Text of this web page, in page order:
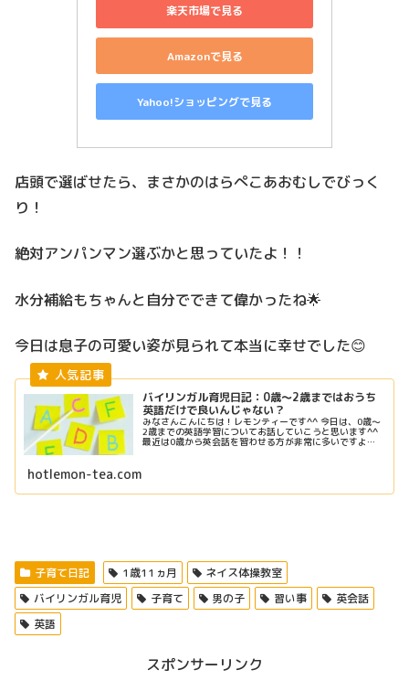
楽天市場で見る
Amazonで見る
Yahoo!ショッピングで見る
店頭で選ばせたら、まさかのはらぺこあおむしでびっく
り！
絶対アンパンマン選ぶかと思っていたよ！！
水分補給もちゃんと自分でできて偉かったね🌟
今日は息子の可愛い姿が見られて本当に幸せでした😊
バイリンガル育児日記：0歳～2歳まではおうち
英語だけで良いんじゃない？
みなさんこんにちは！レモンティーです^^ 今日は、0歳～
2歳までの英語学習についてお話していこうと思います^^
最近は0歳から英会話を習わせる方が非常に多いですよ
ね。 私が英会話スクールに勤めていた時も、早くて6ヶ月
hotlemon-tea.com
子育て日記 1歳11ヵ月
ネイス体操教室
バイリンガル育児
子育て 男の子 習い事
英会話
英語
スポンサーリンク